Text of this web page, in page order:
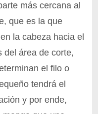
más cercana al
que es la que
la cabeza hacia el
del área de corte,
el filo o
tendrá el
y por ende,